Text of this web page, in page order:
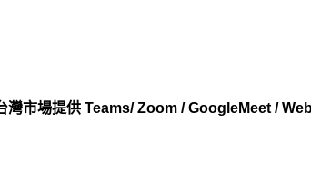
灣市場提供 Teams/ Zoom / GoogleMeet /